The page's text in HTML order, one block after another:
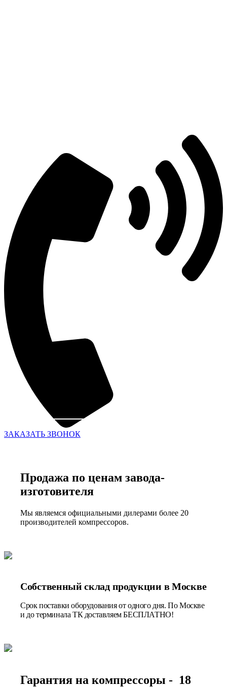
ЗАКАЗАТЬ ЗВОНОК
Продажа по ценам завода-
изготовителя
Мы являемся официальными дилерами более 20
производителей компрессоров.
Собственный склад продукции в Москве
Срок поставки оборудования от одного дня. По Москве
и до терминала ТК доставляем БЕСПЛАТНО!
Гарантия на компрессоры - 18